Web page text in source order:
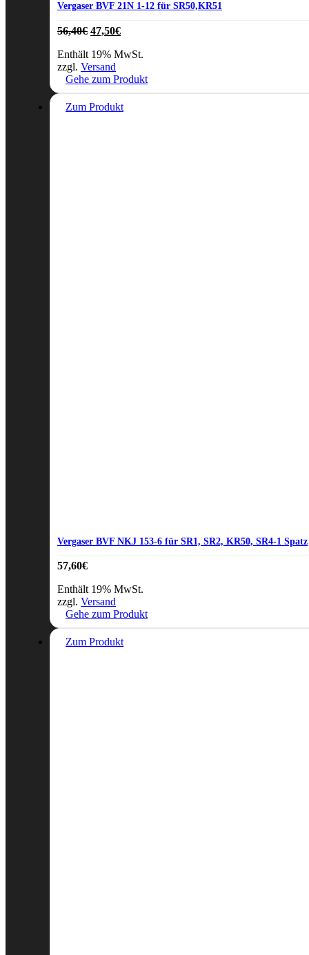
Vergaser BVF 21N 1-12 für SR50,KR51
56,40€ Ursprünglicher
war:
56,40€
47,50€Aktueller
ist:
Enthält 19% MwSt.
zzgl. Versand
Gehe zum Produkt
Zum Produkt
Vergaser BVF NKJ 153-6 für SR1, SR2, KR50, SR4-1 Spatz
57,60€
Enthält 19% MwSt.
zzgl. Versand
Gehe zum Produkt
Zum Produkt